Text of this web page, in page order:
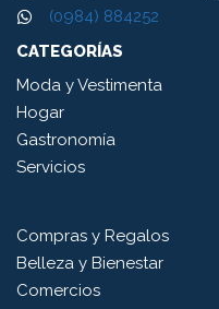
(0984) 884252
CATEGORÍAS
Moda y Vestimenta
Hogar
Gastronomía
Servicios
Compras y Regalos
Belleza y Bienestar
Comercios